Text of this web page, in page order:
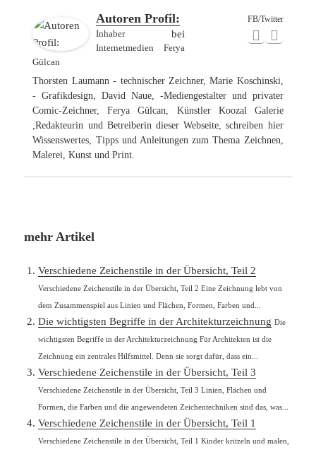
FB/Twitter
Autoren Profil:
Inhaberbei
Internetmedien Ferya
Gülcan
Thorsten Laumann - technischer Zeichner, Marie Koschinski,
- Grafikdesign, David Naue, -Mediengestalter und privater
Comic-Zeichner, Ferya Gülcan, Künstler Koozal Galerie
,Redakteurin und Betreiberin dieser Webseite, schreiben hier
Wissenswertes, Tipps und Anleitungen zum Thema Zeichnen,
Malerei, Kunst und Print.
mehr Artikel
Verschiedene Zeichenstile in der Übersicht, Teil 2
Verschiedene Zeichenstile in der Übersicht, Teil 2 Eine Zeichnung lebt von
dem Zusammenspiel aus Linien und Flächen, Formen, Farben und...
Die wichtigsten Begriffe in der Architekturzeichnung Die
wichtigsten Begriffe in der Architekturzeichnung Für Architekten ist die
Zeichnung ein zentrales Hilfsmittel. Denn sie sorgt dafür, dass ein...
Verschiedene Zeichenstile in der Übersicht, Teil 3
Verschiedene Zeichenstile in der Übersicht, Teil 3 Linien, Flächen und
Formen, die Farben und die angewendeten Zeichentechniken sind das, was...
Verschiedene Zeichenstile in der Übersicht, Teil 1
Verschiedene Zeichenstile in der Übersicht, Teil 1 Kinder kritzeln und malen,